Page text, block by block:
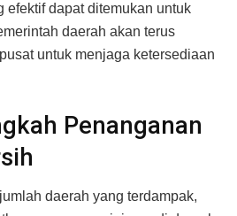
efektif dapat ditemukan untuk
daerah akan terus
untuk menjaga ketersediaan
Penanganan
daerah yang terdampak,